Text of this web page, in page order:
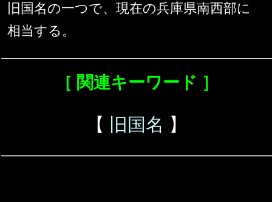
旧国名の一つで、現在の兵庫県南西部に
相当する。
［ 関連キーワード ］
【 旧国名 】